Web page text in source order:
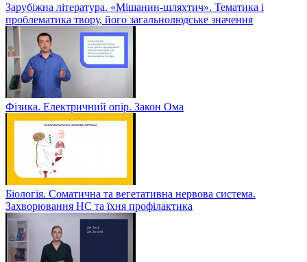
Зарубіжна література. «Міщанин-шляхтич». Тематика і
проблематика твору, його загальнолюдське значення
Фізика. Електричний опір. Закон Ома
Біологія. Соматична та вегетативна нервова система.
Захворювання НС та їхня профілактика